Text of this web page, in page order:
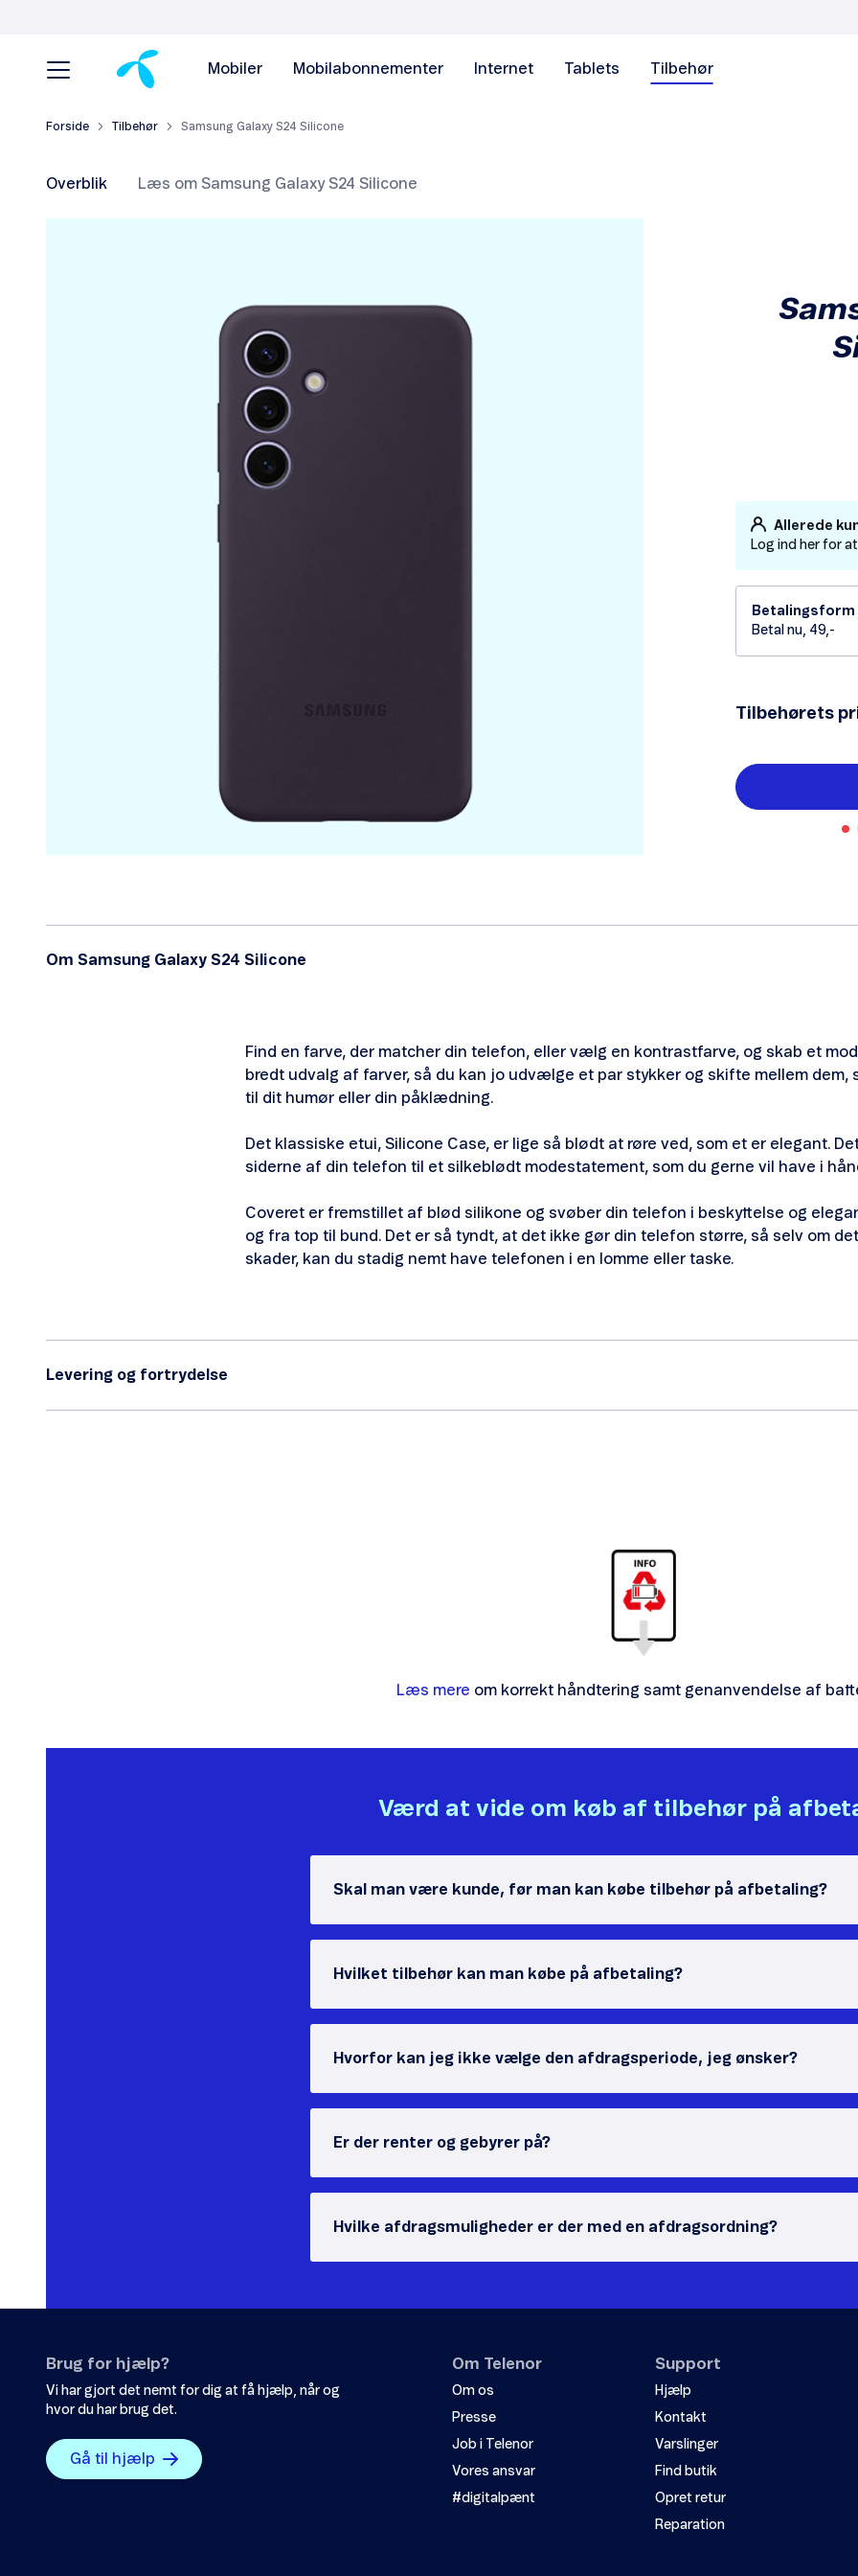
Mobiler Mobilabonnementer Internet Tablets Tilbehør
Forside Tilbehør Samsung Galaxy S24 Silicone
Overblik Læs om Samsung Galaxy S24 Silicone
Allerede
Log ind her for
Betalingsform
Betal nu, 49,-
Tilbehørets
Om Samsung Galaxy S24 Silicone
Find en farve, der matcher din telefon, eller vælg en kontrastfarve, og skab et
bredt udvalg af farver, så du kan jo udvælge et par stykker og skifte mellem dem,
til dit humør eller din påklædning.
Det klassiske etui, Silicone Case, er lige så blødt at røre ved, som et er elegant.
siderne af din telefon til et silkeblødt modestatement, som du gerne vil have i
Coveret er fremstillet af blød silikone og svøber din telefon i beskyttelse og
og fra top til bund. Det er så tyndt, at det ikke gør din telefon større, så selv om
skader, kan du stadig nemt have telefonen i en lomme eller taske.
Levering og fortrydelse
Læs mere om korrekt håndtering samt genanvendelse af
Værd at vide om køb af tilbehør på
Skal man være kunde, før man kan købe tilbehør på afbetaling?
Hvilket tilbehør kan man købe på afbetaling?
Hvorfor kan jeg ikke vælge den afdragsperiode, jeg ønsker?
Er der renter og gebyrer på?
Hvilke afdragsmuligheder er der med en afdragsordning?
Brug for hjælp?
Vi har gjort det nemt for dig at få hjælp, når og
hvor du har brug det.
Gå til hjælp
Om Telenor
Om os
Presse
Job i Telenor
Vores ansvar
#digitalpænt
Support
Hjælp
Kontakt
Varslinger
Find butik
Opret retur
Reparation